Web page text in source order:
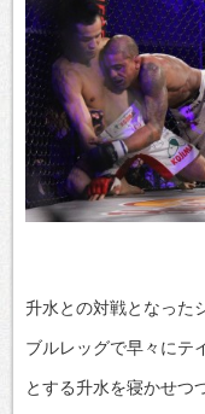
升水との対戦となった
ブルレッグで早々にテ
とする升水を寝かせつ